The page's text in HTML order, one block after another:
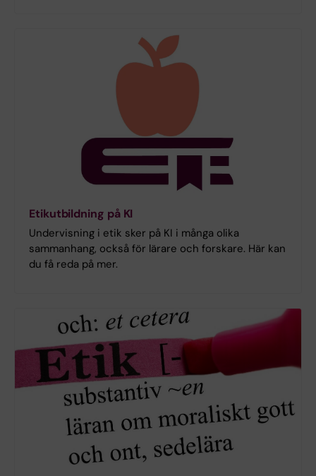
Etikutbildning på KI
Undervisning i etik sker på KI i många olika
sammanhang, också för lärare och forskare. Här kan
du få reda på mer.